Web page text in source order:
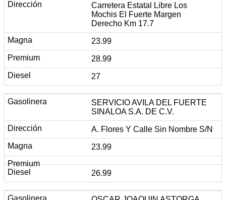
Carretera Estatal Libre Los
Mochis El Fuerte Margen
Derecho Km 17.7
23.99
28.99
27
SERVICIO AVILA DEL FUERTE
SINALOA S.A. DE C.V.
A. Flores Y Calle Sin Nombre S/N
23.99
26.99